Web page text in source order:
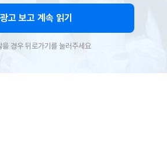
광고 보고 계속 읽기
을 경우 뒤로가기를 눌러주세요